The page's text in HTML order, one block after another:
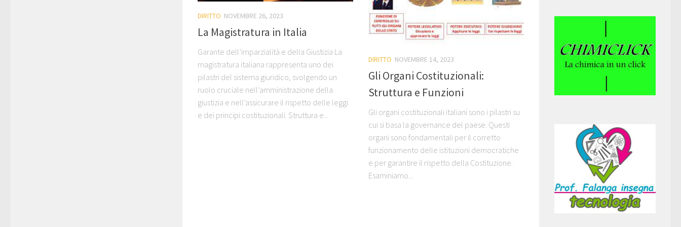
DIRITTO NOVEMBRE 26, 2023
La Magistratura in Italia
Garante dell’imparzialità e della Giustizia La
magistratura italiana rappresenta uno dei
pilastri del sistema giuridico, svolgendo un
ruolo cruciale nell’amministrazione della
giustizia e nell’assicurare il rispetto delle leggi
e dei principi costituzionali. Struttura e...
DIRITTO NOVEMBRE 14, 2023
Gli Organi Costituzionali:
Struttura e Funzioni
Gli organi costituzionali italiani sono i pilastri su
cui si basa la governance del paese. Questi
organi sono fondamentali per il corretto
funzionamento delle istituzioni democratiche
e per garantire il rispetto della Costituzione.
Esaminiamo...